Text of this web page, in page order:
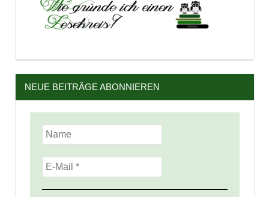
NEUE BEITRÄGE ABONNIEREN